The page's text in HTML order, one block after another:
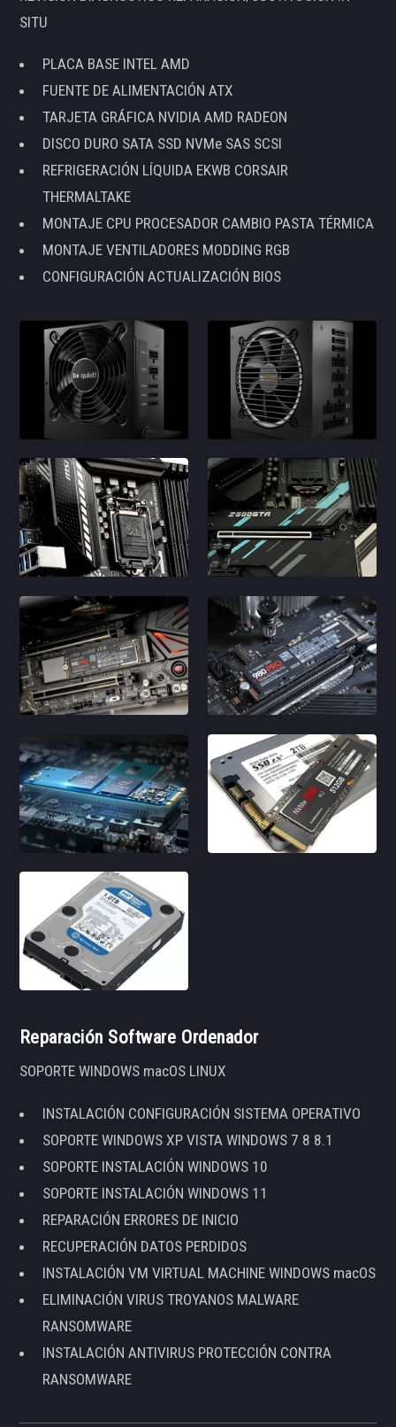
SITU
PLACA BASE INTEL AMD
FUENTE DE ALIMENTACIÓN ATX
TARJETA GRÁFICA NVIDIA AMD RADEON
DISCO DURO SATA SSD NVMe SAS SCSI
REFRIGERACIÓN LÍQUIDA EKWB CORSAIR
THERMALTAKE
MONTAJE CPU PROCESADOR CAMBIO PASTA TÉRMICA
MONTAJE VENTILADORES MODDING RGB
CONFIGURACIÓN ACTUALIZACIÓN BIOS
Reparación Software Ordenador
SOPORTE WINDOWS macOS LINUX
INSTALACIÓN CONFIGURACIÓN SISTEMA OPERATIVO
SOPORTE WINDOWS XP VISTA WINDOWS 7 8 8.1
SOPORTE INSTALACIÓN WINDOWS 10
SOPORTE INSTALACIÓN WINDOWS 11
REPARACIÓN ERRORES DE INICIO
RECUPERACIÓN DATOS PERDIDOS
INSTALACIÓN VM VIRTUAL MACHINE WINDOWS macOS
ELIMINACIÓN VIRUS TROYANOS MALWARE
RANSOMWARE
INSTALACIÓN ANTIVIRUS PROTECCIÓN CONTRA
RANSOMWARE